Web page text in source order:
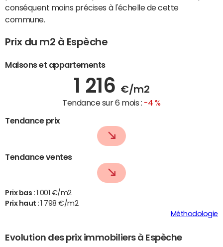
conséquent moins précises à l'échelle de cette
commune.
Prix du m2 à Espèche
Maisons et appartements
1 216 €/m2
Tendance sur 6 mois : -4 %
Tendance prix
Tendance ventes
Prix bas :
1 001 €/m2
Prix haut :
1 798 €/m2
Méthodologie
Evolution des prix immobiliers à Espèche